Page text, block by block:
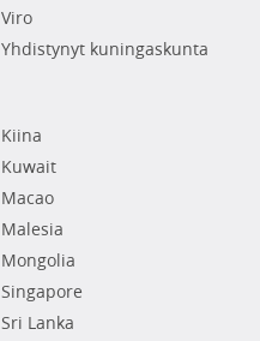
Viro
Yhdistynyt kuningaskunta
Kiina
Kuwait
Macao
Malesia
Mongolia
Singapore
Sri Lanka